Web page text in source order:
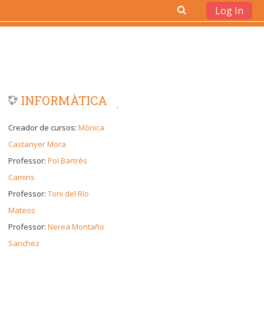
Log In
INFORMÀTICA .
Creador de cursos:Mònica
Castanyer Mora
Professor:Pol Bartrès
Camins
Professor:Toni del Río
Mateos
Professor:Nerea Montaño
Sanchez